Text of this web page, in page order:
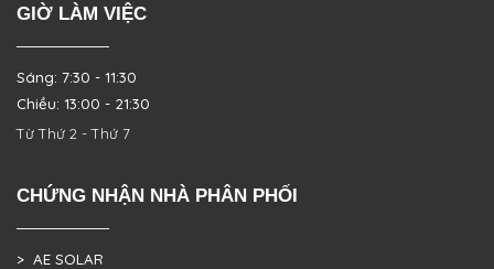
GIỜ LÀM VIỆC
Sáng: 7:30 - 11:30
Chiều: 13:00 - 21:30
Từ Thứ 2 - Thứ 7
CHỨNG NHẬN NHÀ PHÂN PHỐI
> AE SOLAR